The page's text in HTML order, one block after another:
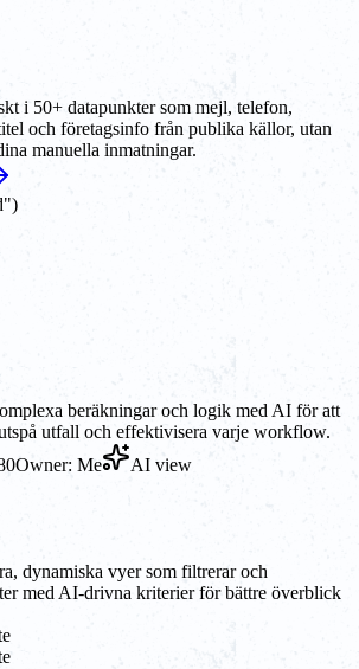
i 50+ datapunkter som mejl, telefon,
och företagsinfo från publika källor, utan
manuella inmatningar.
)
beräkningar och logik med AI för att
utfall och effektivisera varje workflow.
Owner: Me
AI view
dynamiska vyer som filtrerar och
med AI-drivna kriterier för bättre överblick